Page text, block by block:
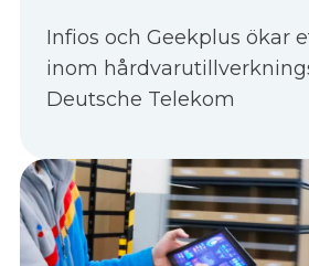
Infios och Geekplus ökar
inom
Deutsche Telekom